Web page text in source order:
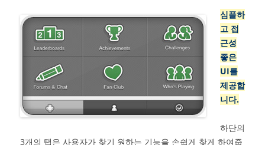
심플하
고 접
근성
좋은
UI를
제공합
니다.
하단의
3개의 탭은 사용자가 찾기 원하는 기능을 손쉽게 찾게 하여줍